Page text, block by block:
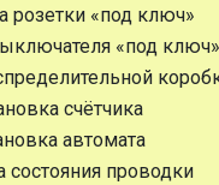
розетки «под ключ»
«под ключ»
счётчика
автомата
состояния проводки